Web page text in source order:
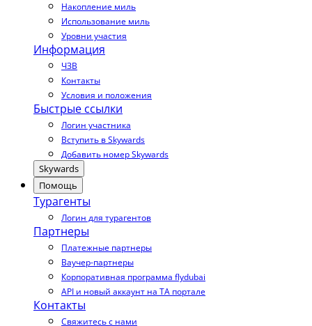
Накопление миль
Использование миль
Уровни участия
Информация
ЧЗВ
Контакты
Условия и положения
Быстрые ссылки
Логин участника
Вступить в Skywards
Добавить номер Skywards
Skywards
Помощь
Турагенты
Логин для турагентов
Партнеры
Платежные партнеры
Ваучер-партнеры
Корпоративная программа flydubai
API и новый аккаунт на TA портале
Контакты
Свяжитесь с нами